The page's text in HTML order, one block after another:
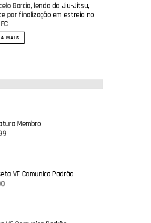
Garcia, lenda do Jiu-Jitsu,
por finalização em estreia no
MAIS
Membro
VF Comunica Padrão